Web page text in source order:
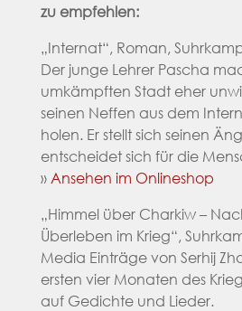
zu empfehlen:
„Internat“, Roman,
Der junge Lehrer Pascha
umkämpften Stadt eher
seinen Neffen aus dem
holen. Er stellt sich seinen
entscheidet sich für die
» Ansehen im Onlineshop
„Himmel über Charkiw –
Überleben im Krieg“,
Media Einträge von Serhij
ersten vier Monaten des
auf Gedichte und Lieder.